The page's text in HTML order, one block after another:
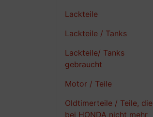
Lackteile
Lackteile / Tanks
Lackteile/ Tanks
gebraucht
Motor / Teile
Oldtimerteile / Teile, die
bei HONDA nicht mehr